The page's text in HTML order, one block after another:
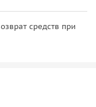
средств при